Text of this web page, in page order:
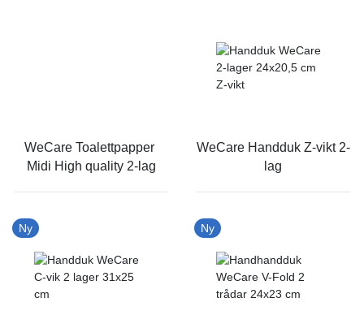
WeCare Toalettpapper
Midi High quality 2-lag
WeCare Handduk Z-vikt 2-
lag
Ny Ny